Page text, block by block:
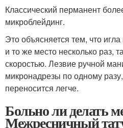
Классический перманент
микроблейдинг.
Это объясняется тем, что
и то же место несколько раз,
скоростью. Лезвие ручной
микронадрезы по одному
переносится легче.
Больно ли делать
Межресничный